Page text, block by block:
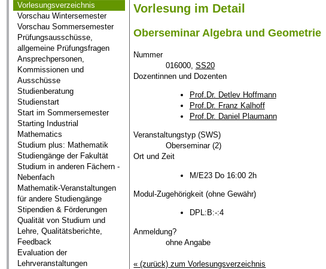
Vorlesungsverzeichnis
Vorschau Wintersemester
Vorschau Sommersemester
Prüfungsausschüsse,
allgemeine Prüfungsfragen
Ansprechpersonen,
Kommissionen und
Ausschüsse
Studienberatung
Studienstart
Start im Sommersemester
Starting Industrial
Mathematics
Studium plus: Mathematik
Studiengänge der Fakultät
Studium in anderen Fächern -
Nebenfach
Mathematik-Veranstaltungen
für andere Studiengänge
Stipendien & Förderungen
Qualität von Studium und
Lehre, Qualitätsberichte,
Feedback
Evaluation der
Lehrveranstaltungen
Vorlesung im Detail
Oberseminar Algebra und Geometrie
Nummer
016000, SS20
Dozentinnen und Dozenten
Prof.Dr. Detlev Hoffmann
Prof.Dr. Franz Kalhoff
Prof.Dr. Daniel Plaumann
Veranstaltungstyp (SWS)
Oberseminar (2)
Ort und Zeit
M/E23 Do 16:00 2h
Modul-Zugehörigkeit (ohne Gewähr)
DPL:B:-:4
Anmeldung?
ohne Angabe
« (zurück) zum Vorlesungsverzeichnis